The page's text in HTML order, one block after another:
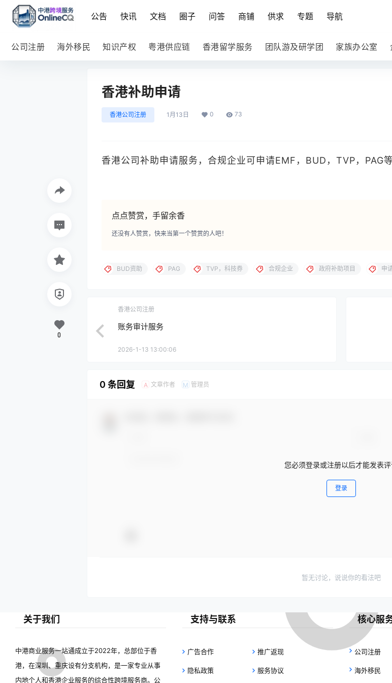
公告 快讯 文档 圈子 问答 商铺 供求 专题 导航
公司注册 海外移民 知识产权 粤港供应链 香港留学服务 团队游及研学团 家族办公室
香港补助申请
香港公司注册 1月13日 0 73
香港公司补助申请服务，合规企业可申请EMF，BUD，TVP，PAG
点点赞赏，手留余香
还没有人赞赏，快来当第一个赞赏的人吧！
0
BUD资助 PAG TVP，科技券 合规企业 政府补助项目 申
香港公司注册
账务审计服务
2026-1-13 13:00:06
0 条回复 A 文章作者 M 管理员
您必须登录或注册以后才能发表
登录
暂无讨论，说说你的看法吧
关于我们
中港商业服务一站通成立于2022年，总部位于香
港，在深圳、重庆设有分支机构，是一家专业从事
内地个人和香港企业服务的综合性跨境服务商。公
支持与联系
广告合作 推广返现
隐私政策 服务协议
核心服
公司注册
海外移民